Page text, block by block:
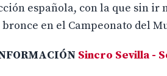
española, con la que sin
en el Campeonato del
Sincro Sevilla -